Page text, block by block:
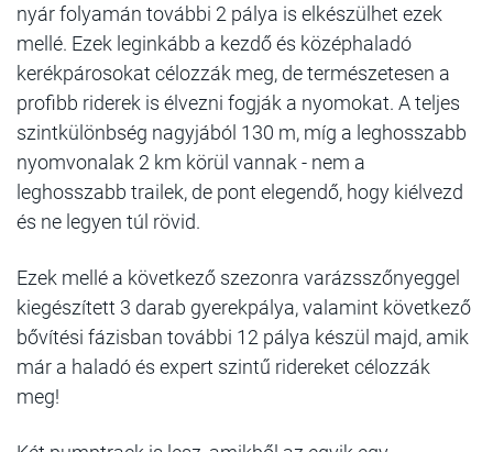
nyár folyamán további 2 pálya is elkészülhet ezek
mellé. Ezek leginkább a kezdő és középhaladó
kerékpárosokat célozzák meg, de természetesen a
profibb riderek is élvezni fogják a nyomokat. A teljes
szintkülönbség nagyjából 130 m, míg a leghosszabb
nyomvonalak 2 km körül vannak - nem a
leghosszabb trailek, de pont elegendő, hogy kiélvezd
és ne legyen túl rövid.
Ezek mellé a következő szezonra varázsszőnyeggel
kiegészített 3 darab gyerekpálya, valamint következő
bővítési fázisban további 12 pálya készül majd, amik
már a haladó és expert szintű ridereket célozzák
meg!